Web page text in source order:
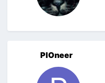
PIOneer